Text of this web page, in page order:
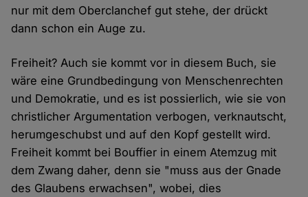
nur mit dem Oberclanchef gut stehe, der drückt
dann schon ein Auge zu.
Freiheit? Auch sie kommt vor in diesem Buch, sie
wäre eine Grundbedingung von Menschenrechten
und Demokratie, und es ist possierlich, wie sie von
christlicher Argumentation verbogen, verknautscht,
herumgeschubst und auf den Kopf gestellt wird.
Freiheit kommt bei Bouffier in einem Atemzug mit
dem Zwang daher, denn sie "muss aus der Gnade
des Glaubens erwachsen", wobei, dies